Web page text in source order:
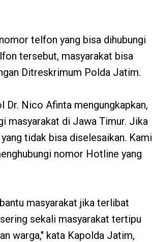
telfon yang bisa dihubungi
tersebut, masyarakat bisa
Ditreskrimum Polda Jatim.
Dr. Nico Afinta mengungkapkan,
masyarakat di Jawa Timur. Jika
tidak bisa diselesaikan. Kami
nomor Hotline yang
masyarakat jika terlibat
sekali masyarakat tertipu
warga," kata Kapolda Jatim,